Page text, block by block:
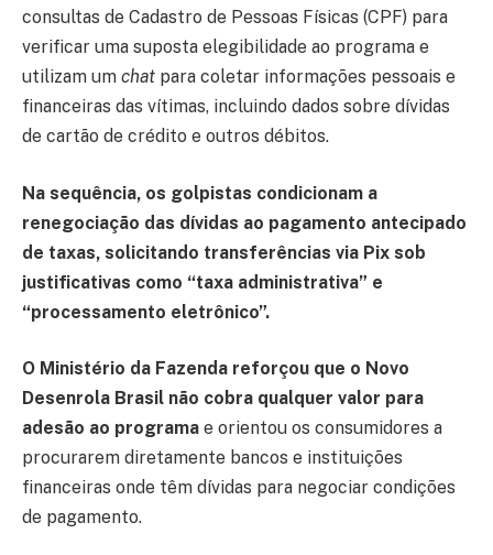
consultas de Cadastro de Pessoas Físicas (CPF) para
verificar uma suposta elegibilidade ao programa e
utilizam um chat para coletar informações pessoais e
financeiras das vítimas, incluindo dados sobre dívidas
de cartão de crédito e outros débitos.
Na sequência, os golpistas condicionam a
renegociação das dívidas ao pagamento antecipado
de taxas, solicitando transferências via Pix sob
justificativas como “taxa administrativa” e
“processamento eletrônico”.
O Ministério da Fazenda reforçou que o Novo
Desenrola Brasil não cobra qualquer valor para
adesão ao programa e orientou os consumidores a
procurarem diretamente bancos e instituições
financeiras onde têm dívidas para negociar condições
de pagamento.